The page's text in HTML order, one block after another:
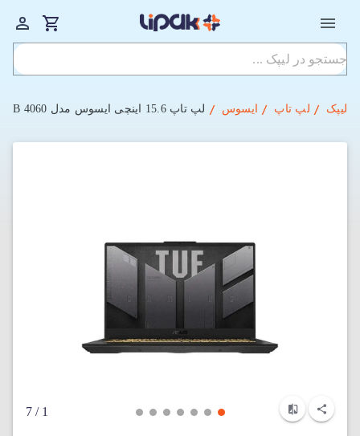
لیپک لپ تاپ ایسوس لپ‌ تاپ 15.6 اینچی ایسوس مدل TUF Gaming F15 FX507VV4-LP071 i7-16GB-512SSD-8GB 4060
1
/ 7